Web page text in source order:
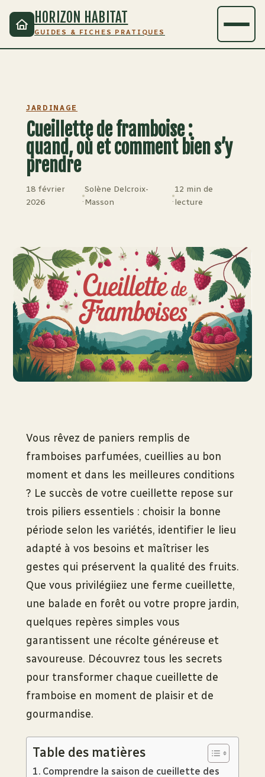
HORIZON HABITAT
GUIDES & FICHES PRATIQUES
JARDINAGE
Cueillette de framboise :
quand, où et comment bien s’y
prendre
18 février
2026
·
Solène Delcroix-
Masson
·
12 min de
lecture
Vous rêvez de paniers remplis de
framboises parfumées, cueillies au bon
moment et dans les meilleures conditions
? Le succès de votre cueillette repose sur
trois piliers essentiels : choisir la bonne
période selon les variétés, identifier le lieu
adapté à vos besoins et maîtriser les
gestes qui préservent la qualité des fruits.
Que vous privilégiiez une ferme cueillette,
une balade en forêt ou votre propre jardin,
quelques repères simples vous
garantissent une récolte généreuse et
savoureuse. Découvrez tous les secrets
pour transformer chaque cueillette de
framboise en moment de plaisir et de
gourmandise.
Table des matières
Comprendre la saison de cueillette des